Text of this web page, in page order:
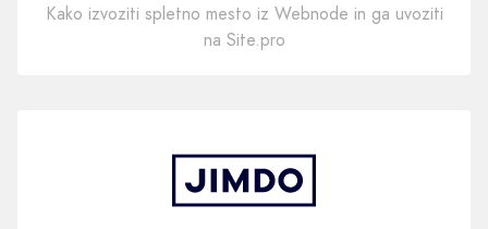
Kako izvoziti spletno mesto iz Webnode in ga uvoziti
na Site.pro